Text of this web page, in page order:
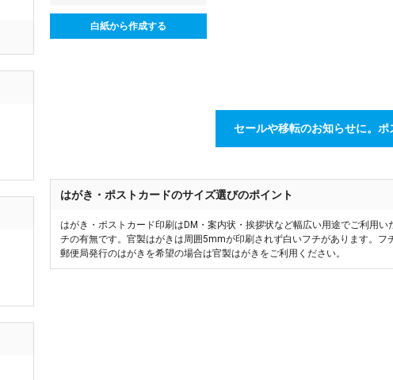
白紙から作成する
セールや移転のお知らせに。
はがき・ポストカードのサイズ選びのポイント
はがき・ポストカード印刷はDM・案内状・挨拶状など幅広い用途でご利用
チの有無です。官製はがきは周囲5mmが印刷されず白いフチがあります。
郵便局発行のはがきを希望の場合は官製はがきをご利用ください。